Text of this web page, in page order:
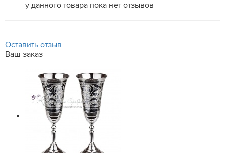
у данного товара пока нет отзывов
Оставить отзыв
Ваш заказ